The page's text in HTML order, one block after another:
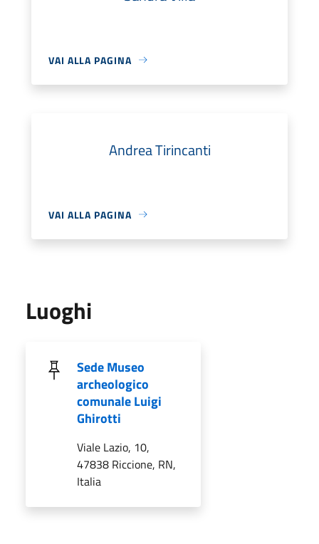
VAI ALLA PAGINA
Andrea Tirincanti
VAI ALLA PAGINA
Luoghi
Sede Museo
archeologico
comunale Luigi
Ghirotti
Viale Lazio, 10,
47838 Riccione, RN,
Italia